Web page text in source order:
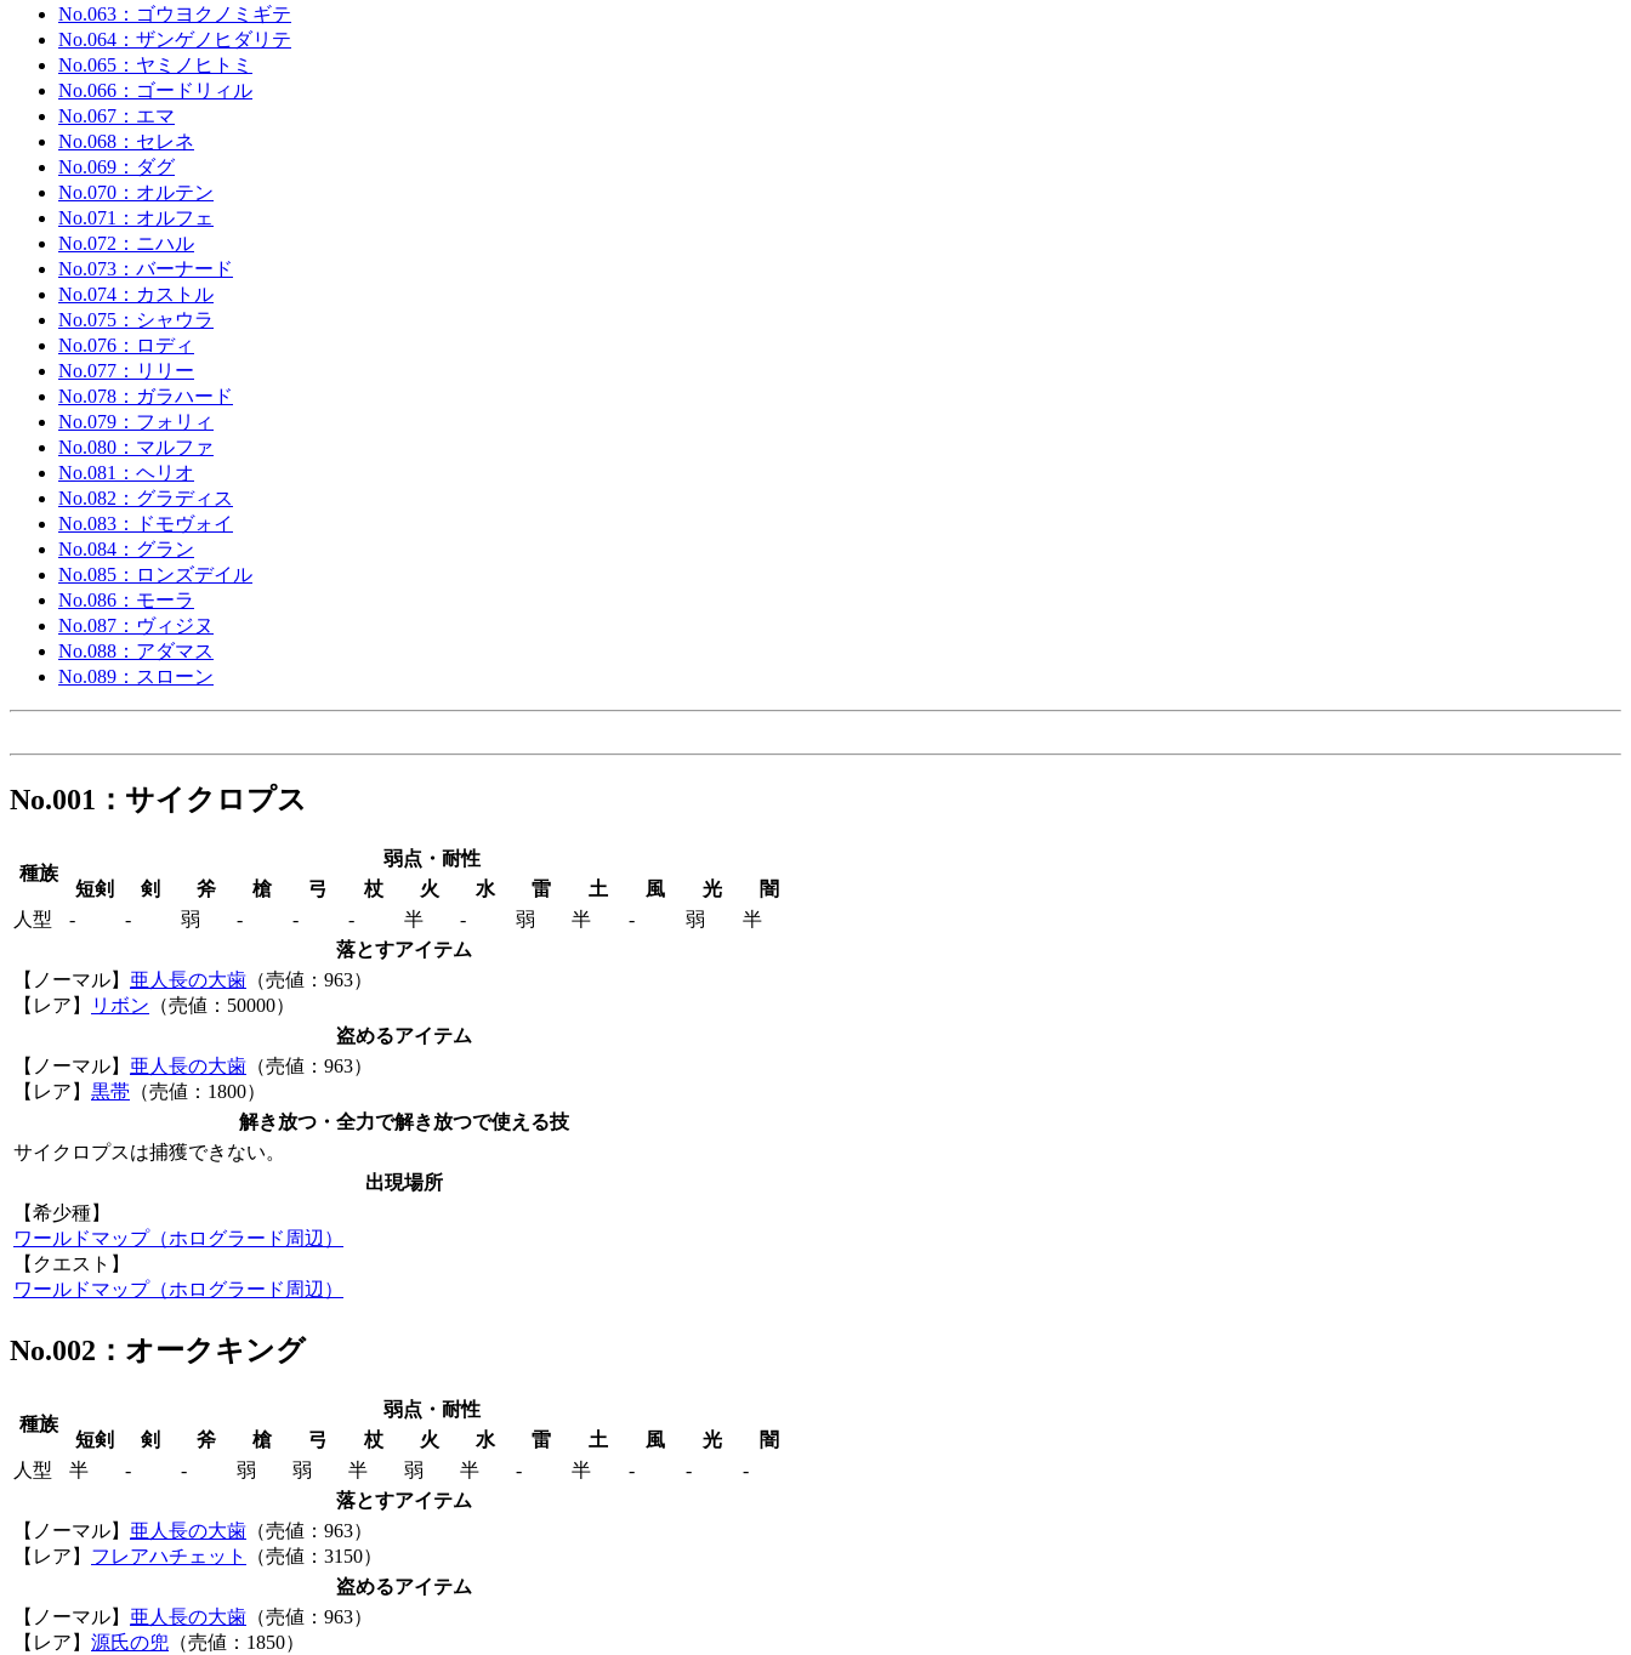
No.063：ゴウヨクノミギテ
No.064：ザンゲノヒダリテ
No.065：ヤミノヒトミ
No.066：ゴードリィル
No.067：エマ
No.068：セレネ
No.069：ダグ
No.070：オルテン
No.071：オルフェ
No.072：ニハル
No.073：バーナード
No.074：カストル
No.075：シャウラ
No.076：ロディ
No.077：リリー
No.078：ガラハード
No.079：フォリィ
No.080：マルファ
No.081：ヘリオ
No.082：グラディス
No.083：ドモヴォイ
No.084：グラン
No.085：ロンズデイル
No.086：モーラ
No.087：ヴィジヌ
No.088：アダマス
No.089：スローン
No.001：サイクロプス
種族
弱点・耐性
短剣
剣 斧 槍 弓 杖 火 水 雷 土 風 光
闇
人型
‐ ‐ 弱 ‐ ‐ ‐ 半 ‐ 弱 半 ‐ 弱
半
落とすアイテム
【ノーマル】 亜人長の大歯 （売値：963）
【レア】
リボン （売値：50000）
盗めるアイテム
【ノーマル】 亜人長の大歯 （売値：963）
【レア】 黒帯 （売値：1800）
解き放つ・全力で解き放つで使える技
サイクロプスは捕獲できない。
出現場所
【希少種】
ワールドマップ（ホログラード周辺）
【クエスト】
ワールドマップ（ホログラード周辺）
No.002：オークキング
種族
弱点・耐性
短剣
剣 斧 槍 弓 杖 火 水 雷 土 風 光
闇
人型
半 ‐ ‐ 弱 弱 半 弱 半 ‐ 半 ‐ ‐
‐
落とすアイテム
【ノーマル】 亜人長の大歯 （売値：963）
【レア】 フレアハチェット
（売値：3150）
盗めるアイテム
【ノーマル】 亜人長の大歯 （売値：963）
【レア】 源氏の兜 （売値：1850）